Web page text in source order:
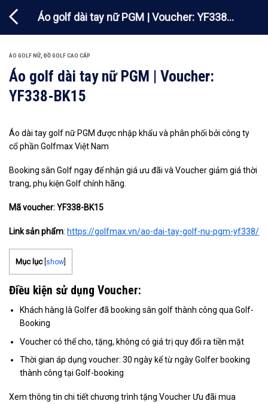
đến
Áo golf dài tay nữ PGM | Voucher: YF338-
BK15
ÁO GOLF NỮ, ĐỒ GOLF CAO CẤP
Áo golf dài tay nữ PGM | Voucher:
YF338-BK15
Áo dài tay golf nữ PGM được nhập khẩu và phân phối bởi công ty
cổ phần Golfmax Việt Nam
Booking sân Golf ngay để nhận giá ưu đãi và Voucher giảm giá thời
trang, phụ kiện Golf chính hãng.
Mã voucher: YF338-BK15
Link sản phẩm: https://golfmax.vn/ao-dai-tay-golf-nu-pgm-yf338/
Mục lục show
Điều kiện sử dụng Voucher:
Khách hàng là Golfer đã booking sân golf thành công qua Golf-
Booking
Voucher có thể cho, tặng, không có giá trị quy đổi ra tiền mặt
Thời gian áp dụng voucher: 30 ngày kể từ ngày Golfer booking
thành công tại Golf-booking
Xem thông tin chi tiết chương trình tặng Voucher Ưu đãi mua